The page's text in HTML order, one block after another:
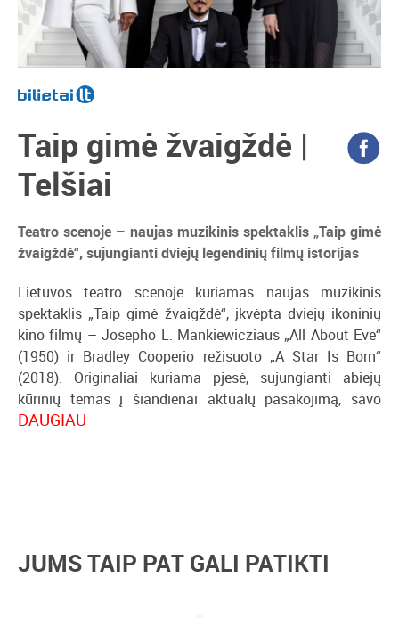
Taip gimė žvaigždė |
Telšiai
Teatro scenoje – naujas muzikinis spektaklis „Taip gimė
žvaigždė“, sujungianti dviejų legendinių filmų istorijas
Lietuvos teatro scenoje kuriamas naujas muzikinis
spektaklis „Taip gimė žvaigždė“, įkvėpta dviejų ikoninių
kino filmų – Josepho L. Mankiewicziaus „All About Eve“
(1950) ir Bradley Cooperio režisuoto „A Star Is Born“
(2018). Originaliai kuriama pjesė, sujungianti abiejų
kūrinių temas į šiandienai aktualų pasakojimą, savo
kelionę po šalį pradės spalio 8 dieną.
aktorių komanda žiūrovus pakvies į teatro užkulisius, kur
DAUGIAU
JUMS TAIP PAT GALI PATIKTI